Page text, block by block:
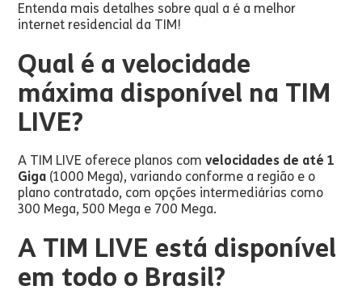
Entenda mais detalhes sobre qual a é a melhor
internet residencial da TIM!
Qual é a velocidade
máxima disponível na TIM
LIVE?
A TIM LIVE oferece planos com velocidades de até 1
Giga (1000 Mega), variando conforme a região e o
plano contratado, com opções intermediárias como
300 Mega, 500 Mega e 700 Mega.
A TIM LIVE está disponível
em todo o Brasil?